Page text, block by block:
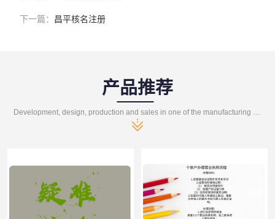
下一篇： 昌平核名注册
产品推荐
Development, design, production and sales in one of the manufacturing enterprises